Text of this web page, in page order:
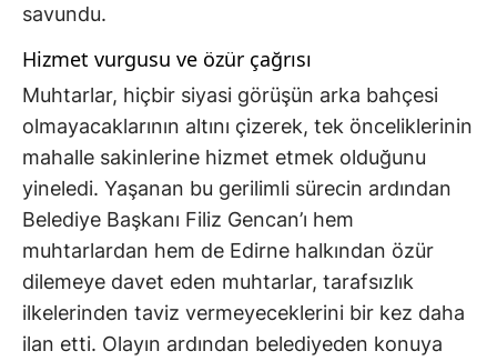
savundu.
Hizmet vurgusu ve özür çağrısı
Muhtarlar, hiçbir siyasi görüşün arka bahçesi
olmayacaklarının altını çizerek, tek önceliklerinin
mahalle sakinlerine hizmet etmek olduğunu
yineledi. Yaşanan bu gerilimli sürecin ardından
Belediye Başkanı Filiz Gencan’ı hem
muhtarlardan hem de Edirne halkından özür
dilemeye davet eden muhtarlar, tarafsızlık
ilkelerinden taviz vermeyeceklerini bir kez daha
ilan etti. Olayın ardından belediyeden konuya